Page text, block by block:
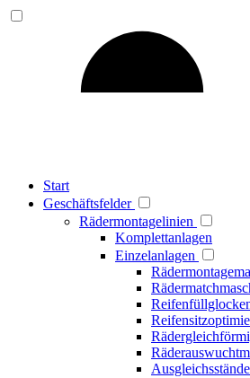
Start
Geschäftsfelder
Rädermontagelinien
Komplettanlagen
Einzelanlagen
Ausgleichsstände